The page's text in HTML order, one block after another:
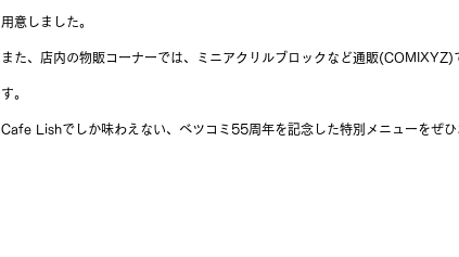
用意しました。
また、店内の物販コーナーでは、ミニアクリルブロックなど通販
す。
Cafe Lishでしか味わえない、ベツコミ55周年を記念した特別メニューをぜひ